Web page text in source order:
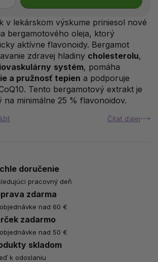
v lekárskom výskume priniesol nové
bergamotového oleja, ktorý
aktívne flavonoidy. Bergamot
zdravej hladiny cholesterolu,
systém, pomáha
a pružnosť tepien a podporuje
Tento bergamotový extrakt je
na minimálne 25 % flavonoidov.
Čítať ďalej
doručenie
pracovný deň
zdarma
nad 60 €
zadarmo
nad 50 €
skladom
k odoslaniu